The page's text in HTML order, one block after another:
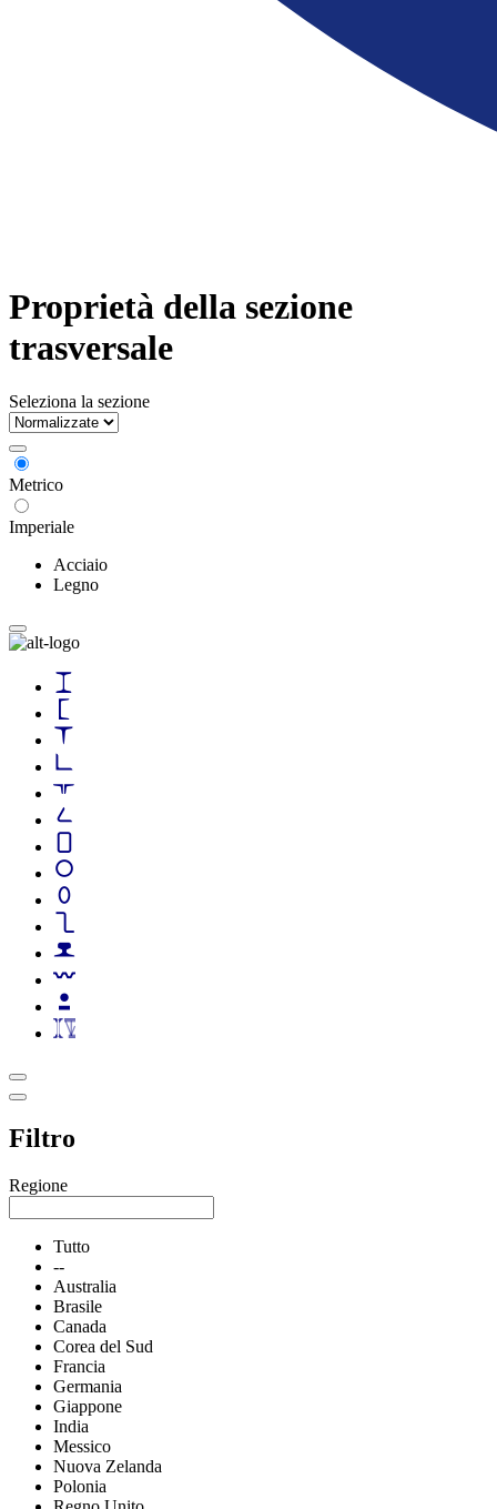
Proprietà della sezione
trasversale
Seleziona la sezione
Metrico
Imperiale
Acciaio
Legno
Filtro
Regione
Tutto
--
Australia
Brasile
Canada
Corea del Sud
Francia
Germania
Giappone
India
Messico
Nuova Zelanda
Polonia